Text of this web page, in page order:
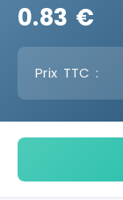
0.83 €
Prix TTC :